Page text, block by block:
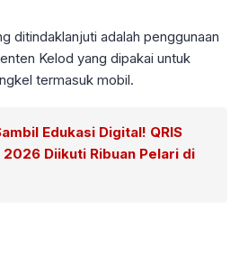
ditindaklanjuti adalah penggunaan
Kelod yang dipakai untuk
termasuk mobil.
Edukasi Digital! QRIS
2026 Diikuti Ribuan Pelari di